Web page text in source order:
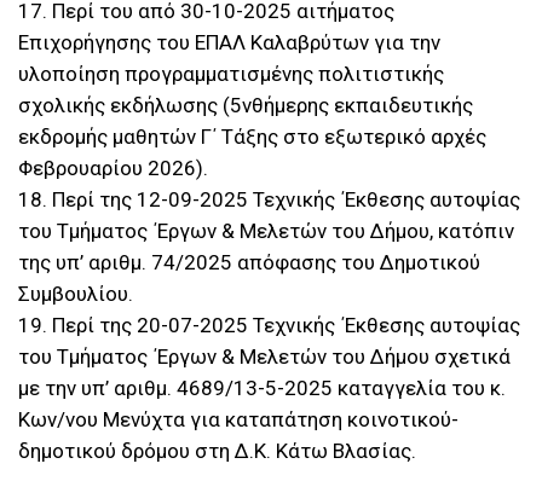
17. Περί του από 30-10-2025 αιτήματος
Επιχορήγησης του ΕΠΑΛ Καλαβρύτων για την
υλοποίηση προγραμματισμένης πολιτιστικής
σχολικής εκδήλωσης (5νθήμερης εκπαιδευτικής
εκδρομής μαθητών Γ΄ Τάξης στο εξωτερικό αρχές
Φεβρουαρίου 2026).
18. Περί της 12-09-2025 Τεχνικής ΄Εκθεσης αυτοψίας
του Τμήματος ΄Εργων & Μελετών του Δήμου, κατόπιν
της υπ’ αριθμ. 74/2025 απόφασης του Δημοτικού
Συμβουλίου.
19. Περί της 20-07-2025 Τεχνικής ΄Εκθεσης αυτοψίας
του Τμήματος ΄Εργων & Μελετών του Δήμου σχετικά
με την υπ’ αριθμ. 4689/13-5-2025 καταγγελία του κ.
Κων/νου Μενύχτα για καταπάτηση κοινοτικού-
δημοτικού δρόμου στη Δ.Κ. Κάτω Βλασίας.